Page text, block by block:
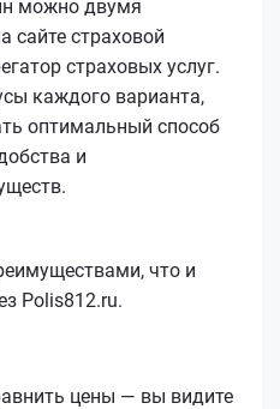
можно двумя
сайте страховой
страховых услуг.
каждого варианта,
оптимальный способ
и
что и
Polis812.ru.
цены — вы видите